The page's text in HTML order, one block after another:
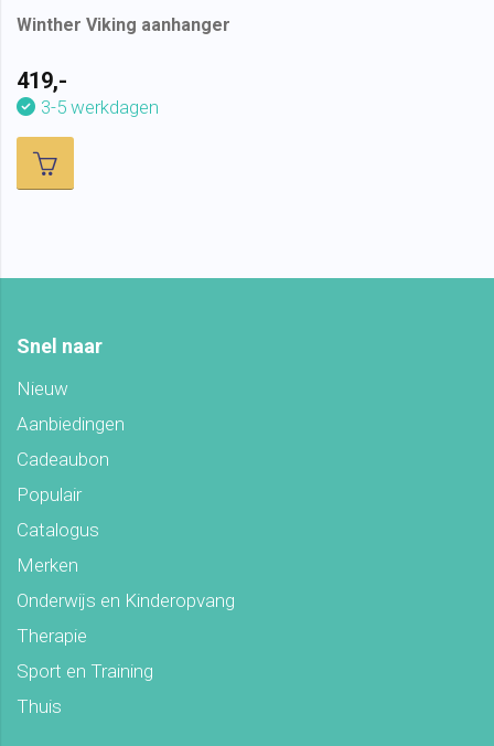
Winther Viking aanhanger
419,-
3-5 werkdagen
Snel naar
Nieuw
Aanbiedingen
Cadeaubon
Populair
Catalogus
Merken
Onderwijs en Kinderopvang
Therapie
Sport en Training
Thuis